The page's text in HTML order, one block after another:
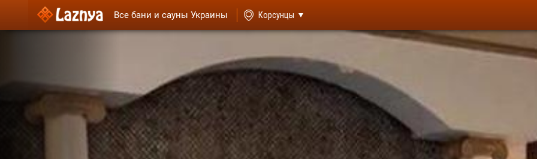
Все бани и сауны Украины Корсунцы